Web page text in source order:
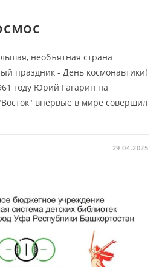
необъятная страна
праздник - День космонавтики!
году Юрий Гагарин на
впервые в мире совершил
29.04.2025